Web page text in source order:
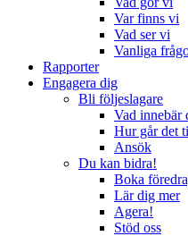
Var finns vi
Vad ser vi
Vanliga
Rapporter
Engagera dig
Bli följeslagare
Vad innebär
Hur går det
Ansök
Du kan bidra!
Boka
Lär dig mer
Agera!
Stöd oss